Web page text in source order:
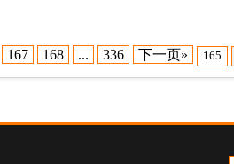
167 168 ... 336 下一页»